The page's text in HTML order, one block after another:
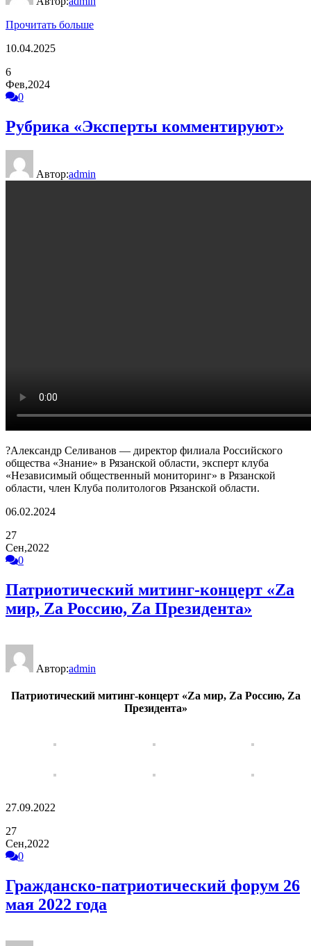
Прочитать больше
10.04.2025
6
Фев,2024
0
Рубрика «Эксперты комментируют»
Автор:admin
?Александр Селиванов — директор филиала Российского
общества «Знание» в Рязанской области, эксперт клуба
«Независимый общественный мониторинг» в Рязанской
области, член Клуба политологов Рязанской области.
06.02.2024
27
Сен,2022
0
Патриотический митинг-концерт «Zа
мир, Zа Россию, Zа Президента»
Автор:admin
Патриотический митинг-концерт «Zа мир, Zа Россию, Zа
Президента»
27.09.2022
27
Сен,2022
0
Гражданско-патриотический форум 26
мая 2022 года